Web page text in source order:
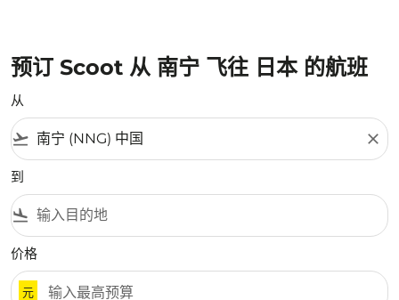
预订 Scoot 从 南宁 飞往 日本 的航班
从
flight_takeoff close
到
flight_land
价格
元